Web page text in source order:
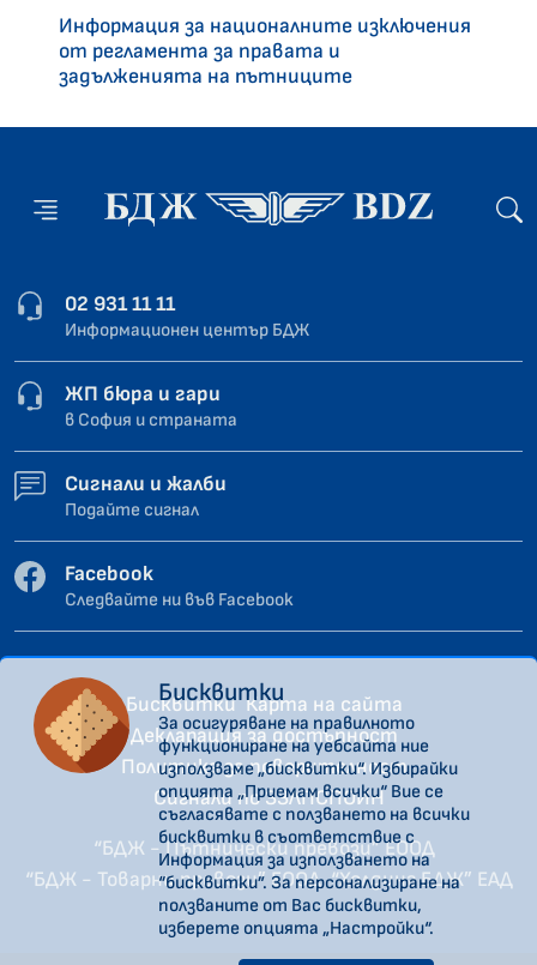
Информация за националните изключения
от регламента за правата и
задълженията на пътниците
02 931 11 11
Информационен център БДЖ
ЖП бюра и гари
в София и страната
Сигнали и жалби
Подайте сигнал
Facebook
Следвайте ни във Facebook
Бисквитки Карта на сайта
Декларация за достъпност
Политика за поверителност
Сигнали по ЗЗЛПСПОИН
“БДЖ - Пътнически превози” ЕООД
“БДЖ - Товарни превози” ЕООД “Холдинг БДЖ” ЕАД
Бисквитки
За осигуряване на правилното
функциониране на уебсайта ние
използваме „бисквитки“. Избирайки
опцията „Приемам всички“ Вие се
съгласявате с ползването на всички
бисквитки в съответствие с
Информация за използването на
“бисквитки”. За персонализиране на
ползваните от Вас бисквитки,
изберете опцията „Настройки“.